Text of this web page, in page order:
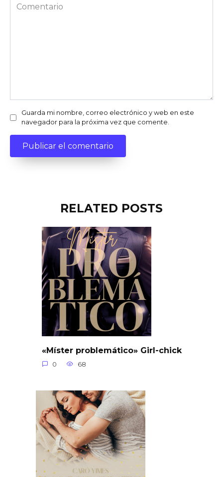
Comentario
Guarda mi nombre, correo electrónico y web en este
navegador para la próxima vez que comente.
RELATED POSTS
«Míster problemático» Girl-chick
0 68